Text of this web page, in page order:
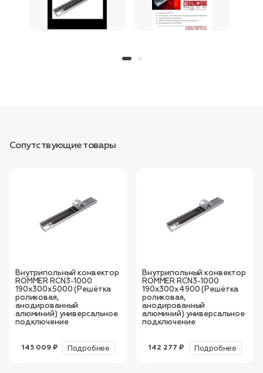
Сопутствующие товары
Внутрипольный конвектор
ROMMER RCN3-1000
190х300х5000 (Решётка
роликовая,
анодированный
алюминий) универсальное
подключение
145 009 ₽ Подробнее
Внутрипольный конвектор
ROMMER RCN3-1000
190х300х4900 (Решётка
роликовая,
анодированный
алюминий) универсальное
подключение
142 277 ₽ Подробнее